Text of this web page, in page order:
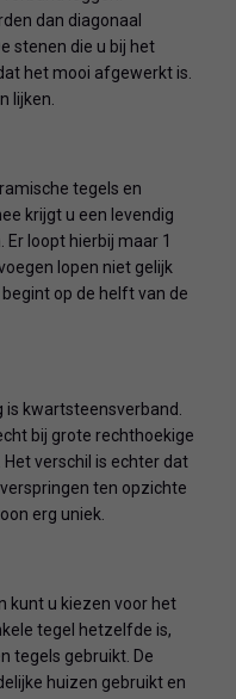
dan diagonaal
stenen die u bij het
het mooi afgewerkt is.
lijken.
tegels en
krijgt u een levendig
loopt hierbij maar 1
lopen niet gelijk
op de helft van de
kwartsteensverband.
bij grote rechthoekige
verschil is echter dat
ten opzichte
erg uniek.
kunt u kiezen voor het
tegel hetzelfde is,
tegels gebruikt. De
huizen gebruikt en